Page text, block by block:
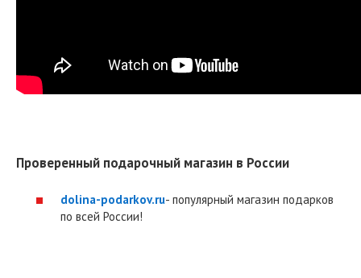
Проверенный подарочный магазин в России
dolina-podarkov.ru- популярный магазин подарков
по всей России!